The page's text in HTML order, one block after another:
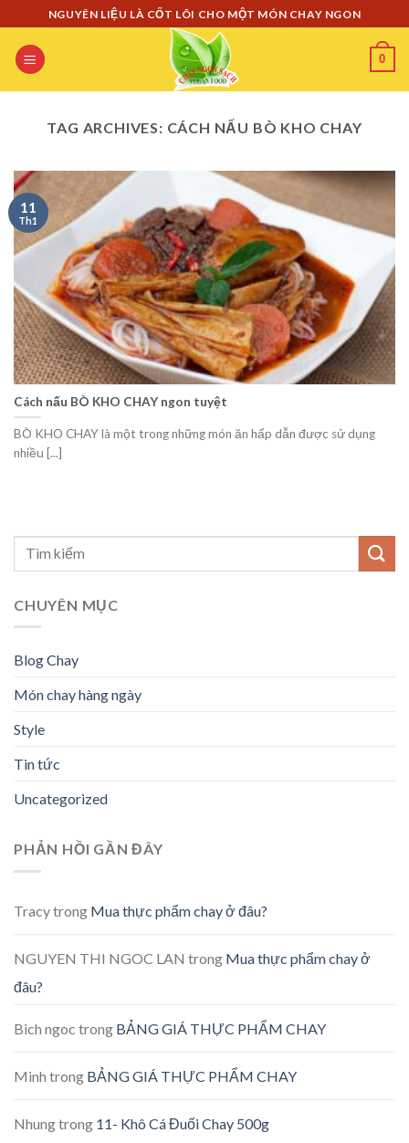
to
content
NGUYÊN LIỆU LÀ CỐT LÕI CHO MỘT MÓN CHAY NGON
0
TAG ARCHIVES: CÁCH NẤU BÒ KHO CHAY
Cách nấu BÒ KHO CHAY ngon tuyệt
BÒ KHO CHAY là một trong những món ăn hấp dẫn được sử dụng
nhiều [...]
11
Th1
CHUYÊN MỤC
Blog Chay
Món chay hàng ngày
Style
Tin tức
Uncategorized
PHẢN HỒI GẦN ĐÂY
Tracytrong Mua thực phẩm chay ở đâu?
NGUYEN THI NGOC LAN trong Mua thực phẩm chay ở
đâu?
Bich ngoc trong BẢNG GIÁ THỰC PHẨM CHAY
Minh trong BẢNG GIÁ THỰC PHẨM CHAY
Nhungtrong 11- Khô Cá Đuối Chay 500g